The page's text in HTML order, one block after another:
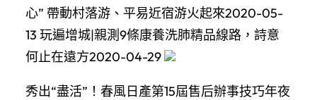
心” 帶動村落游、平易近宿游火起來2020-05-
13 玩遍增城|親測9條康養洗肺精品線路，詩意
何止在遠方2020-04-29
秀出“盡活”！春風日產第15屆售后辦事技巧年夜